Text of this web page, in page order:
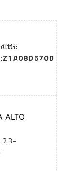
CIG:
Z1A08D670D
ALTO
23-